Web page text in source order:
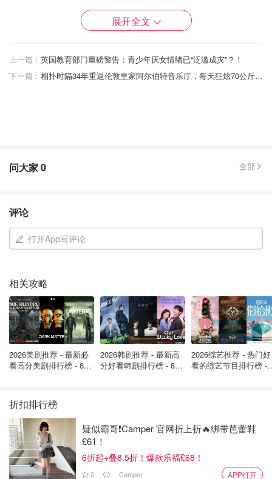
两个诈骗中心配备了1250部手机，操控约7.6万个社交
内部文件指导员工避免使用"太漂亮"的女性头像，以增
这种被称为"杀猪盘"的骗局，通过建立长期信任关系诱骗受
害者投资虚假加密货币平台，最终卷走全部资金。
法庭文件显示，诈骗团队甚至有“话术手册”，教员工如何与
受害者建立信任，头像不能太漂亮，以显得更真实。这些中
心不仅是诈骗基地，更是“数字监狱”——员工多为被诱骗至
展开全文
上一篇： 英国教育部门重磅警告：青少年厌女情绪已“泛滥成灾”？！
下一篇：
相扑时隔34年重返伦敦皇家阿尔伯特音乐厅，每天狂炫70公斤大米，面条都卖断货了！
问大家0 全部
评论
打开App写评论
相关攻略
2026美剧推荐 - 最新必
看高分美剧排行榜 - 8月
2026韩剧推荐 - 最新高
分好看韩剧排行榜 - 8月
2026综艺推荐 - 热门好
看的综艺节目排行榜 -
折扣排行榜
疑似霸哥❗️Camper 官网折上折🔥绑带芭蕾鞋
£61！
6折起+叠8.5折！爆款乐福£68！
0 Camper APP打开